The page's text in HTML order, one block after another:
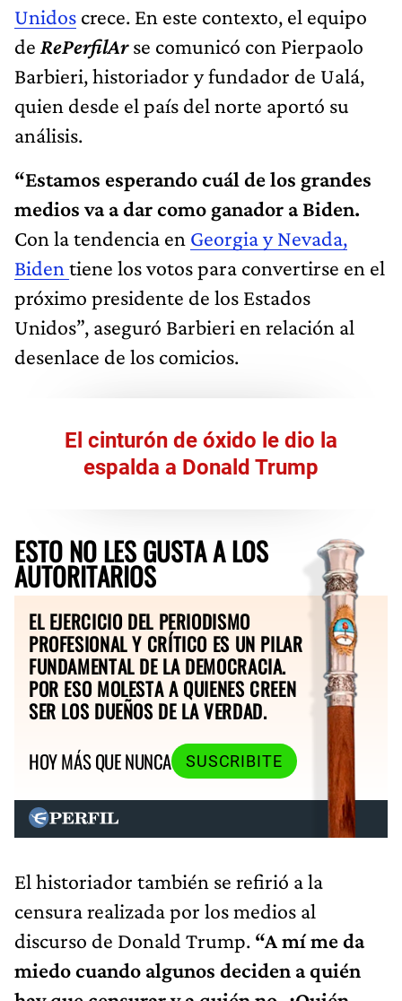
Unidos crece. En este contexto, el equipo
de RePerfilArse comunicó con Pierpaolo
Barbieri, historiador y fundador de Ualá,
quien desde el país del norte aportó su
análisis.
“Estamos esperando cuál de los grandes
medios va a dar como ganador a Biden.
Con la tendencia en Georgia y Nevada,
Biden tiene los votos para convertirse en el
próximo presidente de los Estados
Unidos”, aseguró Barbieri en relación al
desenlace de los comicios.
El cinturón de óxido le dio la
espalda a Donald Trump
ESTO NO LES GUSTA A LOS
AUTORITARIOS
EL EJERCICIO DEL PERIODISMO
PROFESIONAL Y CRÍTICO ES UN PILAR
FUNDAMENTAL DE LA DEMOCRACIA.
POR ESO MOLESTA A QUIENES CREEN
SER LOS DUEÑOS DE LA VERDAD.
HOY MÁS QUE NUNCA
SUSCRIBITE
El historiador también se refirió a la
censura realizada por los medios al
discurso de Donald Trump. “A mí me da
miedo cuando algunos deciden a quién